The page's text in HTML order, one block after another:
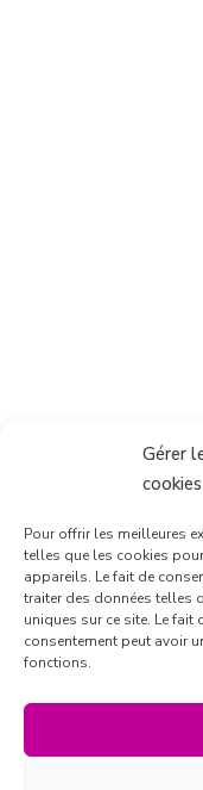
Gérer
cookies
Pour offrir les meilleures
telles que les cookies
appareils. Le fait de
traiter des données telles
uniques sur ce site. Le fait
consentement peut avoir
fonctions.